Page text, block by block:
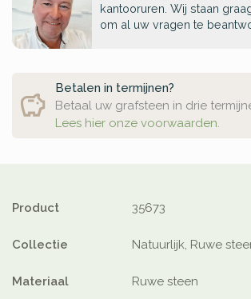
kantooruren. Wij staan
om al uw vragen te
Betalen in termijnen?
Betaal uw grafsteen in drie
Lees hier onze voorwaarden.
Product 35673
Collectie Natuurlijk, Ruwe
Materiaal Ruwe steen